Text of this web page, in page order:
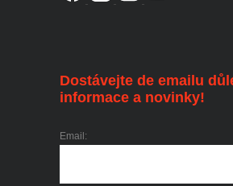
Dostávejte de emailu
informace a novinky!
Email: